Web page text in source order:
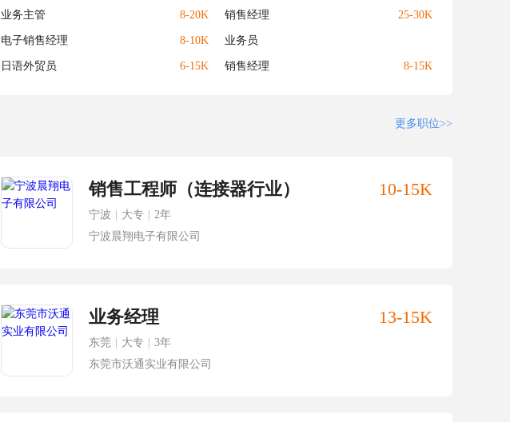
业务主管 8-20K 销售经理 25-30K
电子销售经理 8-10K 业务员
日语外贸员 6-15K 销售经理 8-15K
更多职位>>
销售工程师（连接器行业） 10-15K
宁波 大专
2年
宁波晨翔电子有限公司
业务经理 13-15K
东莞 大专
3年
东莞市沃通实业有限公司